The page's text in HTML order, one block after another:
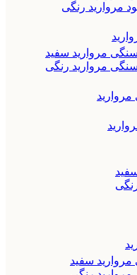
مروارید رنگی
مروارید سفید
مروارید رنگی
مروارید سفید